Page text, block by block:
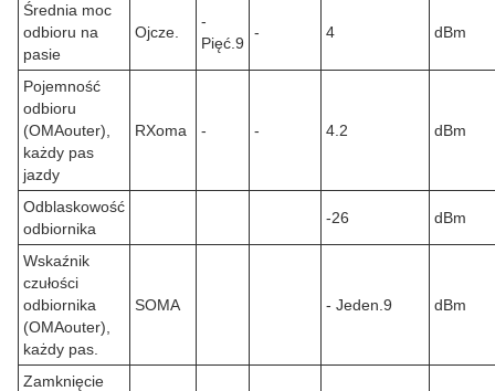
Średnia moc
odbioru na
pasie
Ojcze.
-
Pięć.9
- 4 dBm
Pojemność
odbioru
(OMAouter),
każdy pas
jazdy
RXoma - - 4.2 dBm
Odblaskowość
odbiornika
-26 dBm
Wskaźnik
czułości
odbiornika
(OMAouter),
każdy pas.
SOMA - Jeden.9 dBm
Zamknięcie